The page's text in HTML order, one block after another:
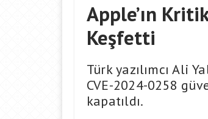
Apple’ın
Keşfetti
Türk yazılımcı Ali
CVE-2024-0258
kapatıldı.